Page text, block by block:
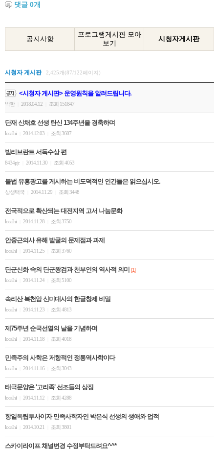
댓글 0개
공지사항
프로그램게시판 모아
보기
시청자게시판
시청자 게시판 2,425개(87/122페이지)
<시청자 게시판> 운영원칙을 알려드립니다.
박한 2018.04.12 조회 151847
단재 신채호 선생 탄신 134주년을 경축하며
localhi 2014.12.03 조회 3607
빌리브란트 서독수상 편
8434pjr 2014.11.30 조회 4053
불법 유흥광고를 게시하는 비도덕적인 인간들은 읽으십시오.
상생택국 2014.11.29 조회 3448
전국적으로 확산되는 대전지역 고서 나눔문화
localhi 2014.11.28 조회 3750
안중근의사 유해 발굴의 문제점과 과제
localhi 2014.11.25 조회 3760
단군신화 속의 단군왕검과 천부인의 역사적 의미 [1]
localhi
2014.11.24 조회 5100
속리산 복천암 신미대사의 한글창제 비밀
localhi 2014.11.23 조회 4813
제75주년 순국선열의 날을 기념하며
localhi 2014.11.18 조회 4018
민족주의 사학은 저항적인 정통역사학이다
localhi 2014.11.16 조회 3043
태극문양은 '고리족' 선조들의 상징
localhi 2014.11.12 조회 4288
항일톡립투사이자 민족사학자인 박은식 선생의 생애와 업적
localhi 2014.10.21 조회 3801
스카이라이프 채널변경 수정부탁드려요^^*